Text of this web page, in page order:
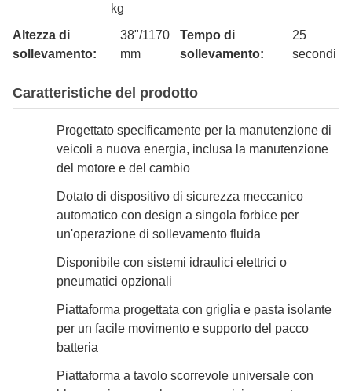
kg
Altezza di
sollevamento:
38"/1170
mm
Tempo di
sollevamento:
25
secondi
Caratteristiche del prodotto
Progettato specificamente per la manutenzione di
veicoli a nuova energia, inclusa la manutenzione
del motore e del cambio
Dotato di dispositivo di sicurezza meccanico
automatico con design a singola forbice per
un'operazione di sollevamento fluida
Disponibile con sistemi idraulici elettrici o
pneumatici opzionali
Piattaforma progettata con griglia e pasta isolante
per un facile movimento e supporto del pacco
batteria
Piattaforma a tavolo scorrevole universale con